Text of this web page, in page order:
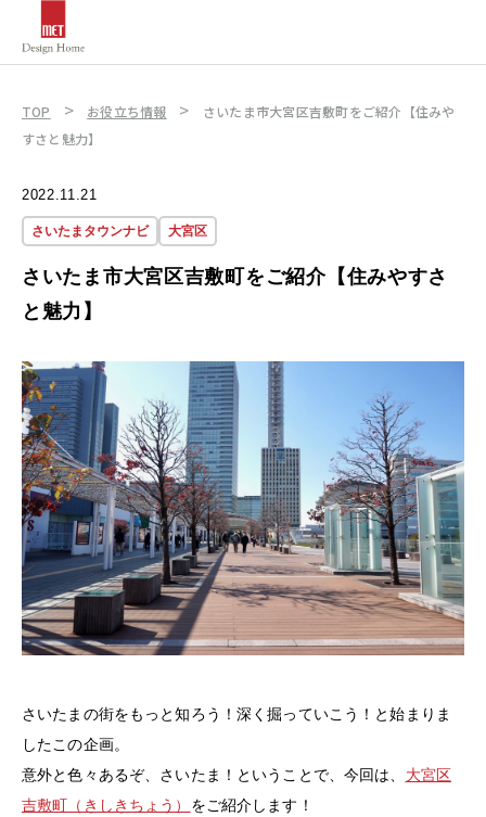
TOP > お役立ち情報 >
さいたま市大宮区吉敷町をご紹介【住みや
すさと魅力】
2022.11.21
さいたまタウンナビ 大宮区
さいたま市大宮区吉敷町をご紹介【住みやすさ
と魅力】
さいたまの街をもっと知ろう！深く掘っていこう！と始まりま
したこの企画。
意外と色々あるぞ、さいたま！ということで、今回は、 大宮区
吉敷町（きしきちょう） をご紹介します！